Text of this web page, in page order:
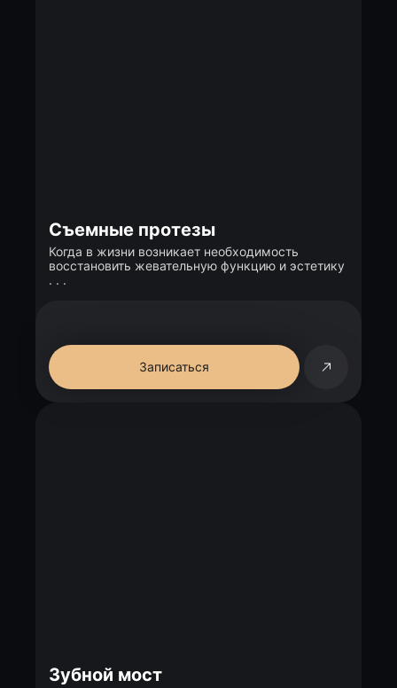
Съемные протезы
Когда в жизни возникает необходимость
восстановить жевательную функцию и эстетику
. . .
Записаться
Зубной мост